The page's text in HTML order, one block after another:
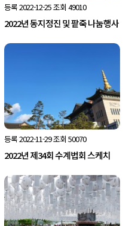
등록2022-12-25조회 49010
2022년 동지정진 및 팥죽 나눔행사
등록2022-11-29조회 50070
2022년 제34회 수계법회 스케치